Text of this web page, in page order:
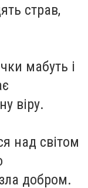
страв,
мабуть і
віру.
над світом
добром.